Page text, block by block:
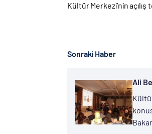
Kültür Merkezi’nin açılış
Sonraki Haber
Ali